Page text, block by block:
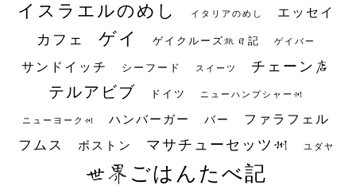
イスラエルのめし イタリアのめし エッセイ
カフェ ゲイ ゲイクルーズ旅日記 ゲイバー
サンドイッチ シーフード スイーツ チェーン店
テルアビブ ドイツ ニューハンプシャー州
ニューヨーク州 ハンバーガー バー ファラフェル
フムス ボストン マサチューセッツ州 ユダヤ
世界ごはんたべ記